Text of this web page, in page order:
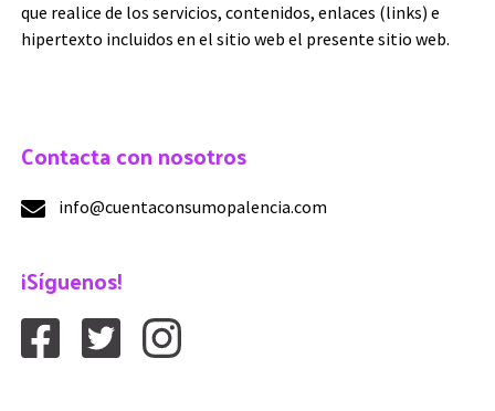
que realice de los servicios, contenidos, enlaces (links) e
hipertexto incluidos en el sitio web el presente sitio web.
Contacta con nosotros
info@cuentaconsumopalencia.com
¡Síguenos!